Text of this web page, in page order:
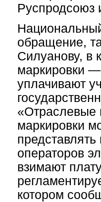
Руспродсоюз
обращение,
Силуанову, в
маркировки
уплачивают
«Отраслевые
маркировки
операторов
взимают
котором